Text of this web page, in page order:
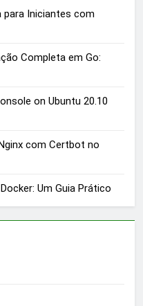
para Iniciantes com
Completa em Go:
on Ubuntu 20.10
com Certbot no
Um Guia Prático